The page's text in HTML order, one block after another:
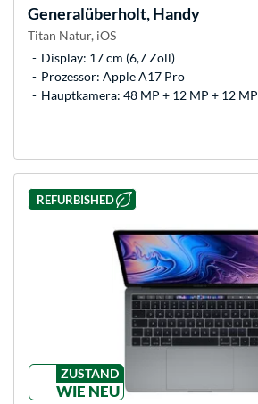
Generalüberholt, Handy
Titan Natur, iOS
Display: 17 cm (6,7 Zoll)
Prozessor: Apple A17 Pro
Hauptkamera: 48 MP + 12 MP + 12 MP
REFURBISHED
ZUSTAND
WIE NEU